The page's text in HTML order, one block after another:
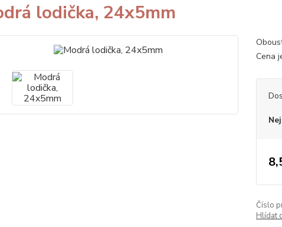
lodička, 24x5mm
Cena
Číslo
Hlídat